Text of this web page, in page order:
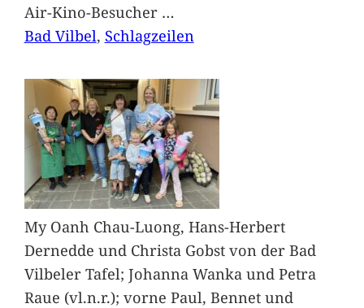
Air-Kino-Besucher …
Bad Vilbel, Schlagzeilen
My Oanh Chau-Luong, Hans-Herbert
Dernedde und Christa Gobst von der Bad
Vilbeler Tafel; Johanna Wanka und Petra
Raue (vl.n.r.); vorne Paul, Bennet und